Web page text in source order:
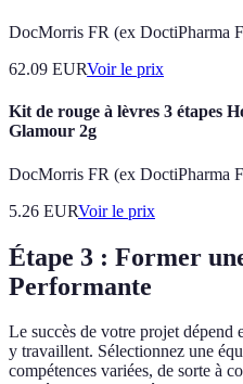
DocMorris FR (ex DoctiPharma
62.09 EURVoir le prix
Kit de rouge à lèvres 3 étapes
Glamour 2g
DocMorris FR (ex DoctiPharma
5.26 EURVoir le prix
Étape 3 : Former
Performante
Le succès de votre projet dépend
y travaillent. Sélectionnez une
compétences variées, de sorte à